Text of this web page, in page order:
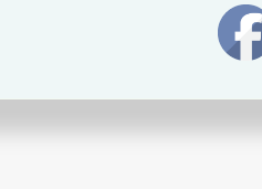
përfitime,
Prof.